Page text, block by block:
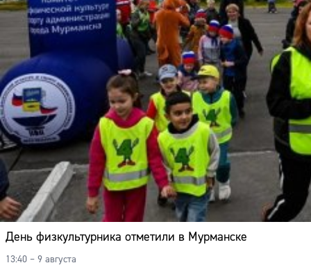
День физкультурника отметили в Мурманске
13:40 – 9 августа